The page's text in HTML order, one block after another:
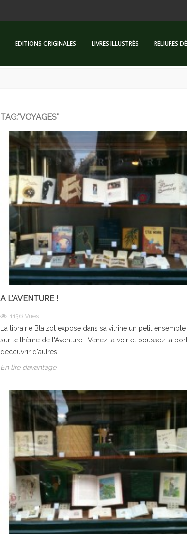
EDITIONS ORIGINALES LIVRES ILLUSTRÉS RELIURES
TAG:"VOYAGES"
A L'AVENTURE !
1136 Vues
La librairie Blaizot expose dans sa vitrine un petit
sur le thème de l'Aventure ! Venez la voir et poussez la
découvrir d'autres!
En lire davantage